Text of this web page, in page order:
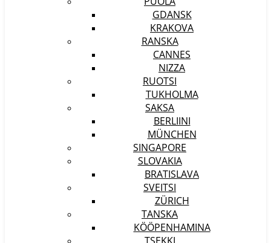
GDANSK
KRAKOVA
RANSKA
CANNES
NIZZA
RUOTSI
TUKHOLMA
SAKSA
BERLIINI
MÜNCHEN
SINGAPORE
SLOVAKIA
BRATISLAVA
SVEITSI
ZÜRICH
TANSKA
KÖÖPENHAMINA